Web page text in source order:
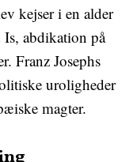
kejser i en alder
abdikation på
Franz Josephs
uroligheder
magter.